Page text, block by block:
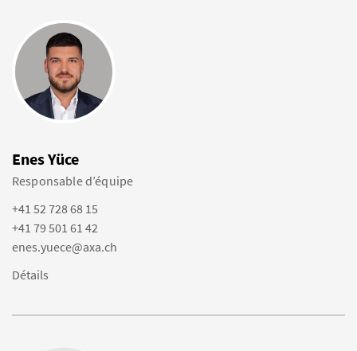
Enes Yüce
Responsable d’équipe
+41 52 728 68 15
+41 79 501 61 42
enes.yuece@axa.ch
Détails